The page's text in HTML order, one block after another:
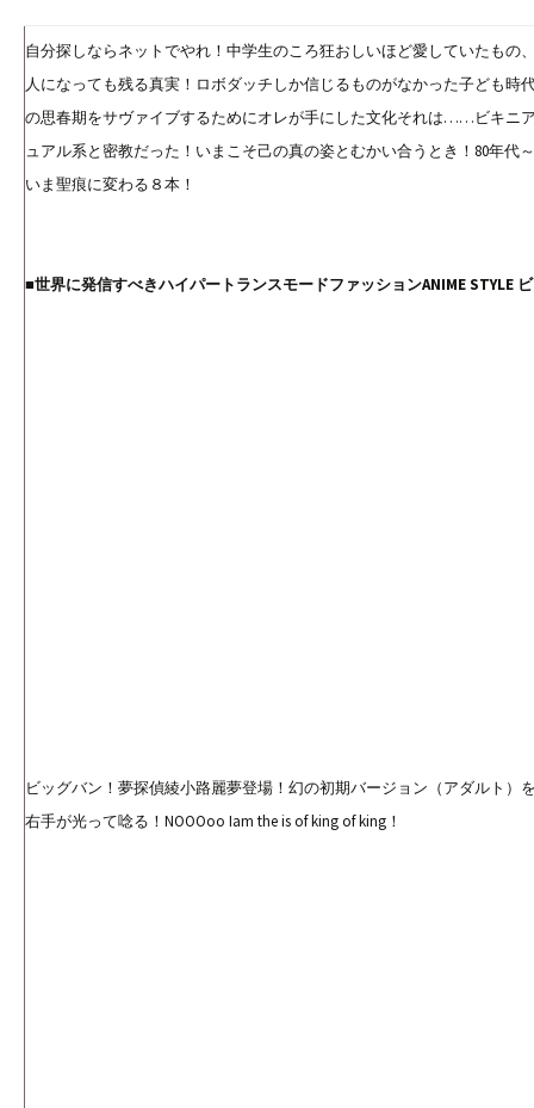
自分探しならネットでやれ！中学生のころ狂おしいほど愛していたもの
人になっても残る真実！ロボダッチしか信じるものがなかった子ども時
の思春期をサヴァイブするためにオレが手にした文化それは……ビキニ
ュアル系と密教だった！いまこそ己の真の姿とむかい合うとき！80年代
いま聖痕に変わる８本！
■世界に発信すべきハイパートランスモードファッションANIME STYLE
ビッグバン！夢探偵綾小路麗夢登場！幻の初期バージョン（アダルト）
右手が光って唸る！NOOOoo Iam the is of king of king！